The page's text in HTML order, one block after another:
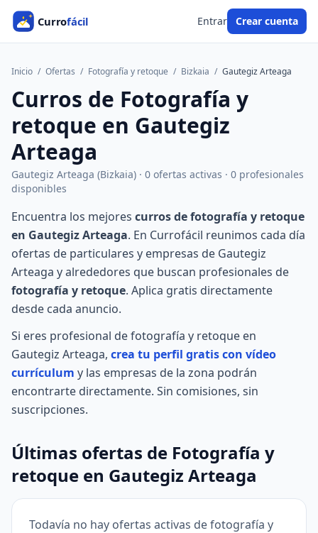
Entrar Crear cuenta
Inicio / Ofertas / Fotografía y retoque / Bizkaia / Gautegiz Arteaga
Curros de Fotografía y
retoque en Gautegiz
Arteaga
Gautegiz Arteaga (Bizkaia) · 0 ofertas activas · 0 profesionales
disponibles
Encuentra los mejores curros de fotografía y retoque
en Gautegiz Arteaga. En Currofácil reunimos cada día
ofertas de particulares y empresas de Gautegiz
Arteaga y alrededores que buscan profesionales de
fotografía y retoque. Aplica gratis directamente
desde cada anuncio.
Si eres profesional de fotografía y retoque en
Gautegiz Arteaga, crea tu perfil gratis con vídeo
currículum y las empresas de la zona podrán
encontrarte directamente. Sin comisiones, sin
suscripciones.
Últimas ofertas de Fotografía y
retoque en Gautegiz Arteaga
Todavía no hay ofertas activas de fotografía y